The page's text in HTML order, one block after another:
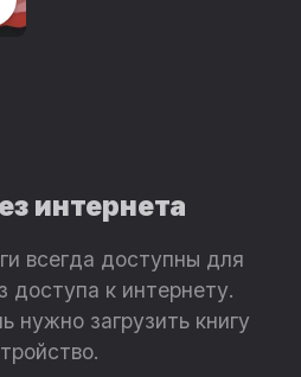
интернета
всегда доступны для
доступа к интернету.
нужно загрузить книгу